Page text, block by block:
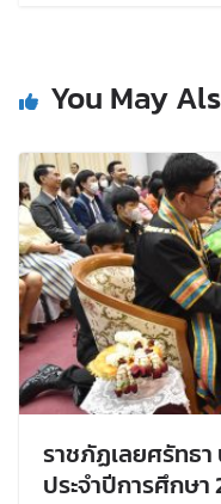
You May
ราชภัฏเลยศรัทธ
ประจำปีการศึกษา